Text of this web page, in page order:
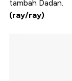
tambah Dadan.
(ray/ray)